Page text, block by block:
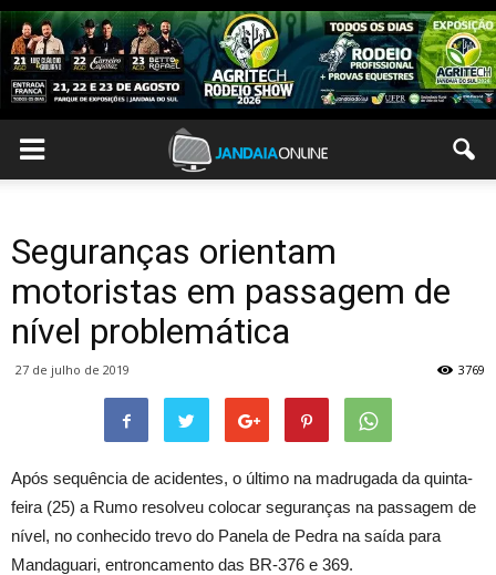
Seguranças orientam
motoristas em passagem de
nível problemática
27 de julho de 2019 3769
Após sequência de acidentes, o último na madrugada da quinta-
feira (25) a Rumo resolveu colocar seguranças na passagem de
nível, no conhecido trevo do Panela de Pedra na saída para
Mandaguari, entroncamento das BR-376 e 369.